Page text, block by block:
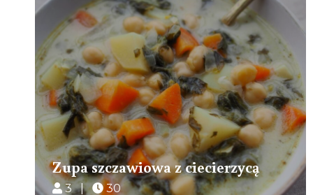
Zupa szczawiowa z ciecierzycą
3 | 30